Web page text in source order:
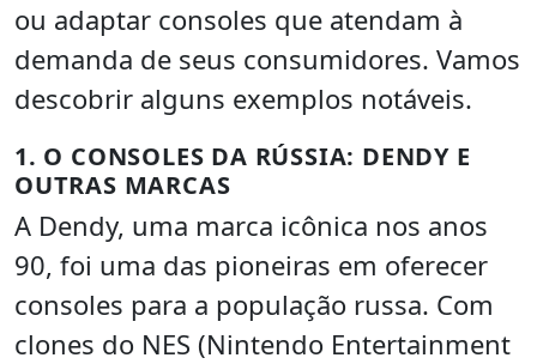
ou adaptar consoles que atendam à
demanda de seus consumidores. Vamos
descobrir alguns exemplos notáveis.
1. O CONSOLES DA RÚSSIA: DENDY E
OUTRAS MARCAS
A Dendy, uma marca icônica nos anos
90, foi uma das pioneiras em oferecer
consoles para a população russa. Com
clones do NES (Nintendo Entertainment